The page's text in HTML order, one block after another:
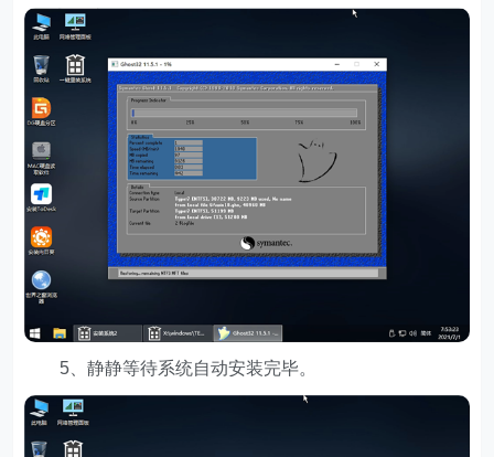
5、静静等待系统自动安装完毕。